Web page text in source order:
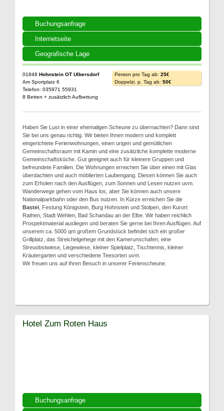
Buchungsanfrage
Internetseite
Geografische Lage
01848 Hohnstein OT Ulbersdorf
Am Sportplatz 6
Telefon: 035971 55931
8 Betten + zusätzlich Aufbettung
Person pro Tag ab: 25€
Doppelzi. p. Tag ab: 50€
Haben Sie Lust in einer ehemaligen Scheune zu übernachten? Dann sind
Sie bei uns genau richtig. Wir bieten Ihnen modern und komplett
eingerichtete Ferienwohnungen, einen urigen und gemütlichen
Gemeinschaftsraum mit Kamin und eine zusätzliche komplette moderne
Gemeinschaftsküche. Gut geeignet auch für kleinere Gruppen und
befreundete Familien. Die Wohnungen erreichen Sie über einen mit Glas
überdachten und auch möblierten Laubengang. Diesen können Sie auch
zum Erholen nach den Ausflügen, zum Sonnen und Lesen nutzen uvm.
Wanderwege gehen vom Haus los, aber Sie können auch unsere
Nationalparkbahn oder den Bus nutzen. In Kürze erreichen Sie die
Bastei , Festung Königstein, Burg Hohnstein und Stolpen, den Kurort
Rathen, Stadt Wehlen, Bad Schandau an der Elbe. Wir haben reichlich
Prospektmaterial ausliegen und beraten Sie gerne bei Ihren Ausflügen. Auf
unserem ca. 5000 qm großem Grundstück befindet sich ein großer
Grillplatz, das Streichelgehege mit den Kamerunschafen, eine
Streuobstwiese, Liegewiese, kleiner Spielplatz, Tischtennis, kleiner
Kräutergarten und verschiedene Teesorten uvm.
Wir freuen uns auf Ihren Besuch in unserer Ferienscheune.
Buchungsanfrage
Hotel Zum Roten Haus